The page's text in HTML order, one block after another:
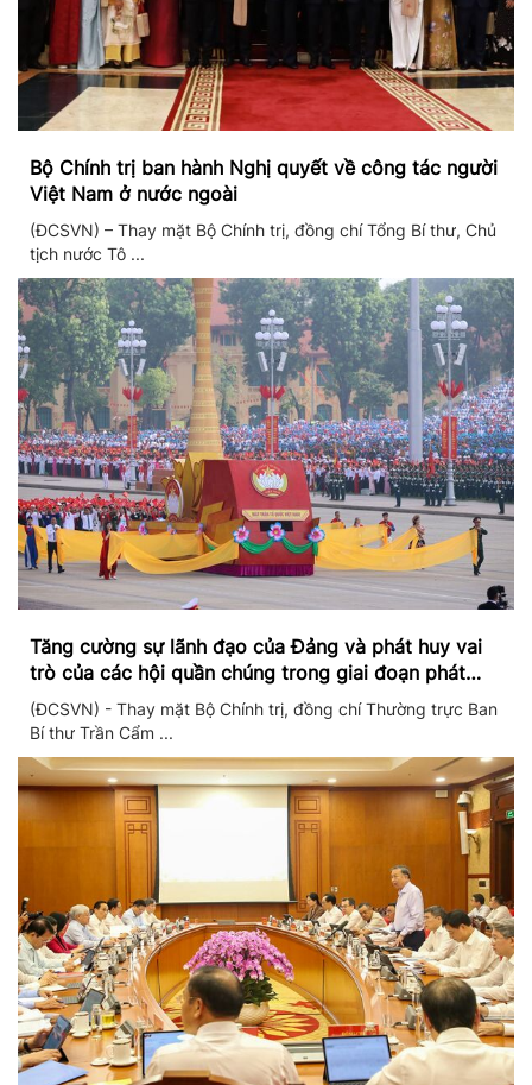
Bộ Chính trị ban hành Nghị quyết về công tác người
Việt Nam ở nước ngoài
(ĐCSVN) – Thay mặt Bộ Chính trị, đồng chí Tổng Bí thư, Chủ
tịch nước Tô ...
Tăng cường sự lãnh đạo của Đảng và phát huy vai
trò của các hội quần chúng trong giai đoạn phát
triển mới
(ĐCSVN) - Thay mặt Bộ Chính trị, đồng chí Thường trực Ban
Bí thư Trần Cẩm ...